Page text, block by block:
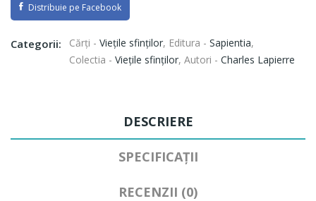
Distribuie pe Facebook
Categorii: Cărți - Vieţile sfinţilor, Editura - Sapientia,
Colectia - Viețile sfinților, Autori - Charles Lapierre
DESCRIERE
SPECIFICAȚII
RECENZII (0)